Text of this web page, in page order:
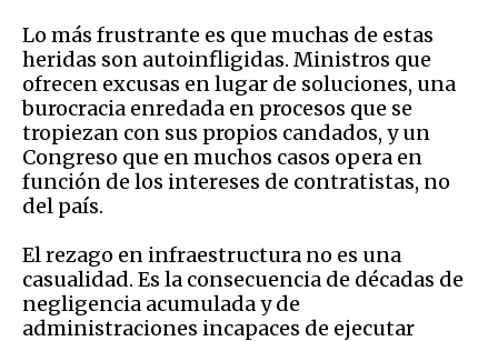
Lo más frustrante es que muchas de estas
heridas son autoinfligidas. Ministros que
ofrecen excusas en lugar de soluciones, una
burocracia enredada en procesos que se
tropiezan con sus propios candados, y un
Congreso que en muchos casos opera en
función de los intereses de contratistas, no
del país.
El rezago en infraestructura no es una
casualidad. Es la consecuencia de décadas de
negligencia acumulada y de
administraciones incapaces de ejecutar